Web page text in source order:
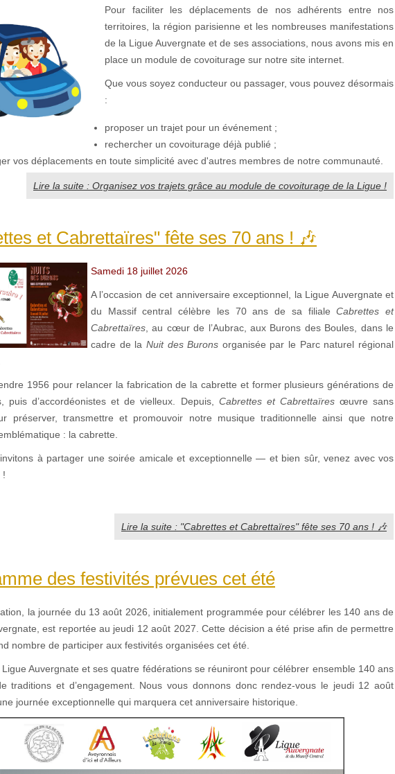
Pour faciliter les déplacements de nos adhérents entre nos
territoires, la région parisienne et les nombreuses manifestations
de la Ligue Auvergnate et de ses associations, nous avons mis en
place un module de covoiturage sur notre site internet.
Que vous soyez conducteur ou passager, vous pouvez désormais
:
proposer un trajet pour un événement ;
rechercher un covoiturage déjà publié ;
vos déplacements en toute simplicité avec d'autres membres de notre communauté.
Lire la suite : Organisez vos trajets grâce au module de covoiturage de la Ligue !
et Cabrettaïres" fête ses 70 ans ! 🎶
Samedi 18 juillet 2026
A l’occasion de cet anniversaire exceptionnel, la Ligue Auvergnate et
du Massif central célèbre les 70 ans de sa filialeCabrettes et
Cabrettaïres , au cœur de l’Aubrac, aux Burons des Boules, dans le
cadre de la Nuit des Burons organisée par le Parc naturel régional
1956 pour relancer la fabrication de la cabrette et former plusieurs générations de
puis d’accordéonistes et de vielleux. Depuis, Cabrettes et Cabrettaïresœuvre sans
préserver, transmettre et promouvoir notre musique traditionnelle ainsi que notre
: la cabrette.
à partager une soirée amicale et exceptionnelle — et bien sûr, venez avec vos
!
Lire la suite : "Cabrettes et Cabrettaïres" fête ses 70 ans ! 🎶
des festivités prévues cet été
la journée du 13 août 2026, initialement programmée pour célébrer les 140 ans de
est reportée au jeudi 12 août 2027. Cette décision a été prise afin de permettre
nombre de participer aux festivités organisées cet été.
Auvergnate et ses quatre fédérations se réuniront pour célébrer ensemble 140 ans
traditions et d’engagement. Nous vous donnons donc rendez-vous le jeudi 12 août
journée exceptionnelle qui marquera cet anniversaire historique.